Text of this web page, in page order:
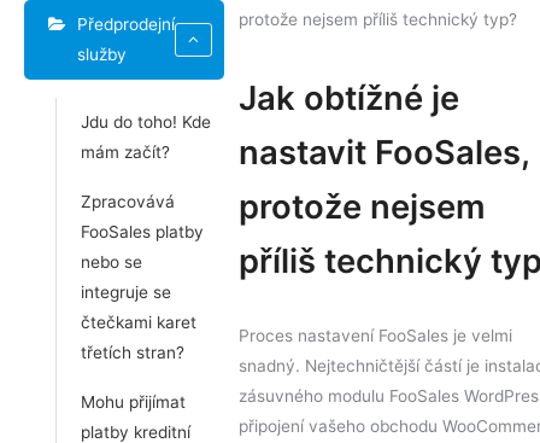
Předprodejní
služby
Jdu do toho! Kde
mám začít?
Zpracovává
FooSales platby
nebo se
integruje se
čtečkami karet
třetích stran?
Mohu přijímat
platby kreditní
protože nejsem příliš technický typ?
Jak obtížné je
nastavit FooSales,
protože nejsem
příliš technický
Proces nastavení FooSales je velmi
snadný. Nejtechničtější částí je
zásuvného modulu FooSales
připojení vašeho obchodu
v
dokumentu